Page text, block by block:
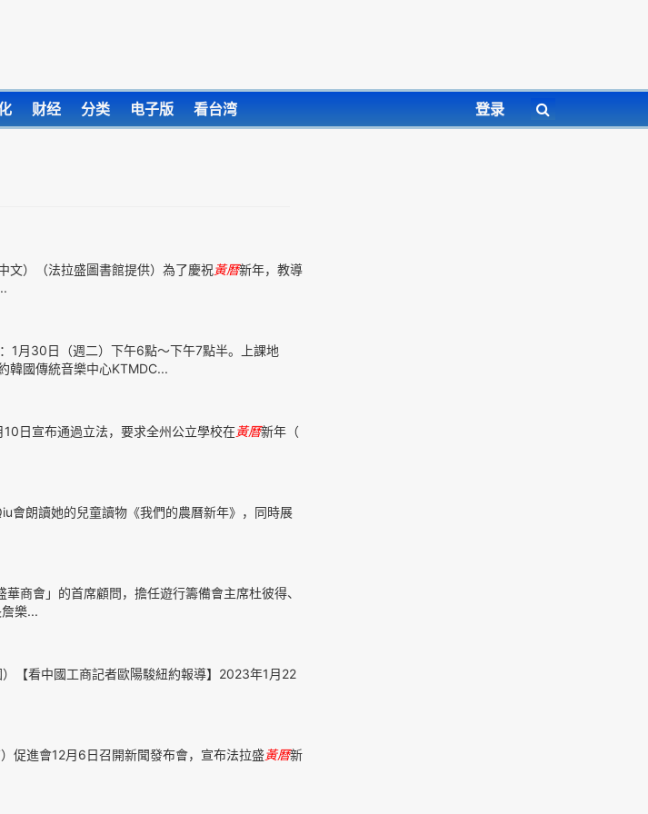
财经 分类 电子版 看台湾 登录
文）（法拉盛圖書館提供）為了慶祝黃曆新年，教導
1月30日（週二）下午6點～下午7點半。上課地
韓國傳統音樂中心KTMDC...
日宣布通過立法，要求全州公立學校在黃曆新年（
會朗讀她的兒童讀物《我們的農曆新年》，同時展
商會」的首席顧問，擔任遊行籌備會主席杜彼得、
樂...
【看中國工商記者歐陽駿紐約報導】2023年1月22
促進會12月6日召開新聞發布會，宣布法拉盛黃曆新